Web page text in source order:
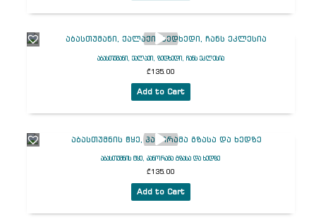
აბასთუმანი, ქალაქი, ზედხედი, ჩანს ეკლესია
₾135.00
Add to Cart
აბასთუმნის ტყე, პანორამა გზასა და ხედზე
₾135.00
Add to Cart